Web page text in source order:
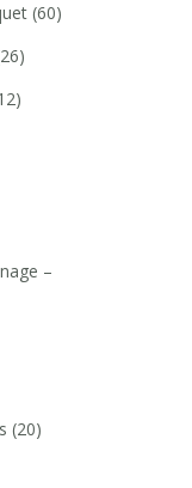
(60)
–
(20)